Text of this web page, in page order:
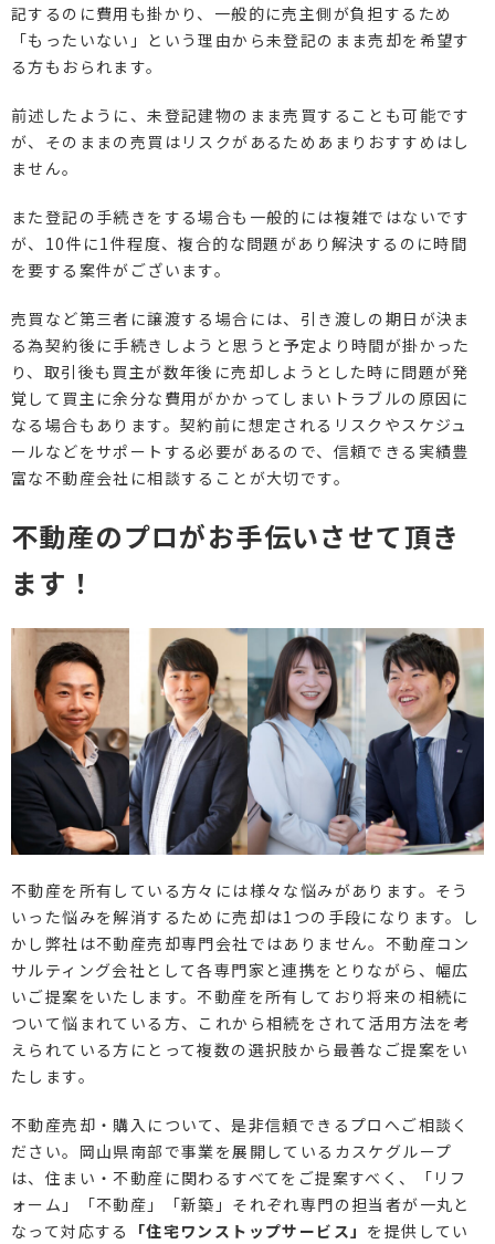
記するのに費用も掛かり、一般的に売主側が負担するため
「もったいない」という理由から未登記のまま売却を希望す
る方もおられます。
前述したように、未登記建物のまま売買することも可能です
が、そのままの売買はリスクがあるためあまりおすすめはし
ません。
また登記の手続きをする場合も一般的には複雑ではないです
が、10件に1件程度、複合的な問題があり解決するのに時間
を要する案件がございます。
売買など第三者に譲渡する場合には、引き渡しの期日が決ま
る為契約後に手続きしようと思うと予定より時間が掛かった
り、取引後も買主が数年後に売却しようとした時に問題が発
覚して買主に余分な費用がかかってしまいトラブルの原因に
なる場合もあります。契約前に想定されるリスクやスケジュ
ールなどをサポートする必要があるので、信頼できる実績豊
富な不動産会社に相談することが大切です。
不動産のプロがお手伝いさせて頂き
ます！
不動産を所有している方々には様々な悩みがあります。そう
いった悩みを解消するために売却は1つの手段になります。し
かし弊社は不動産売却専門会社ではありません。不動産コン
サルティング会社として各専門家と連携をとりながら、幅広
いご提案をいたします。不動産を所有しており将来の相続に
ついて悩まれている方、これから相続をされて活用方法を考
えられている方にとって複数の選択肢から最善なご提案をい
たします。
不動産売却・購入について、是非信頼できるプロへご相談く
ださい。岡山県南部で事業を展開しているカスケグループ
は、住まい・不動産に関わるすべてをご提案すべく、「リフ
ォーム」「不動産」「新築」それぞれ専門の担当者が一丸と
なって対応する
「住宅ワンストップサービス」 を提供してい